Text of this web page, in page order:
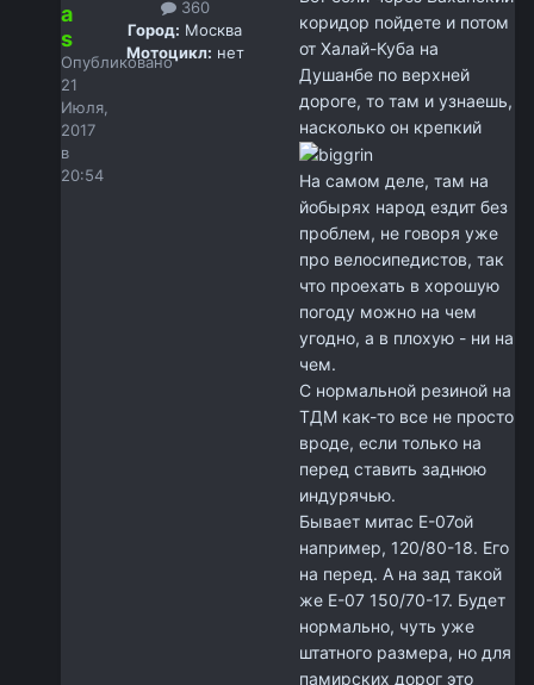
a
s
Опубликовано
21
Июля,
2017
в
20:54
360
Город: Москва
Мотоцикл: нет
коридор пойдете и потом
от Халай-Куба на
Душанбе по верхней
дороге, то там и узнаешь,
насколько он крепкий
На самом деле, там на
йобырях народ ездит без
проблем, не говоря уже
про велосипедистов, так
что проехать в хорошую
погоду можно на чем
угодно, а в плохую - ни на
чем.
С нормальной резиной на
ТДМ как-то все не просто
вроде, если только на
перед ставить заднюю
индурячью.
Бывает митас Е-07ой
например, 120/80-18. Его
на перед. А на зад такой
же Е-07 150/70-17. Будет
нормально, чуть уже
штатного размера, но для
памирских дорог это